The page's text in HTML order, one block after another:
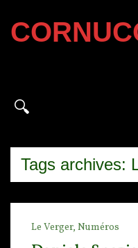
Tags archives:
Le Verger, Numéros